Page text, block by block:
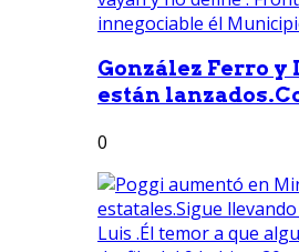
González Ferro y
están
0